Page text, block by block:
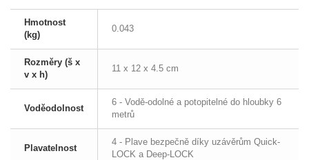
Hmotnost
(kg)
0.043
Rozměry (š x
v x h)
11 x 12 x 4.5 cm
Voděodolnost
6 - Vodě-odolné a potopitelné do hloubky 6
metrů
Plavatelnost
4 - Plave bezpečně díky uzávěrům Quick-
LOCK a Deep-LOCK